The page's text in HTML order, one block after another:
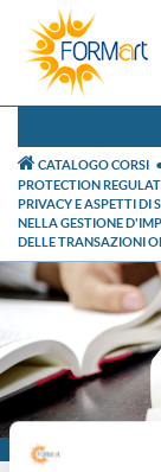
CATALOGO CORSI
PROTECTION
PRIVACY E ASPETTI DI
NELLA GESTIONE
DELLE TRANSAZIONI